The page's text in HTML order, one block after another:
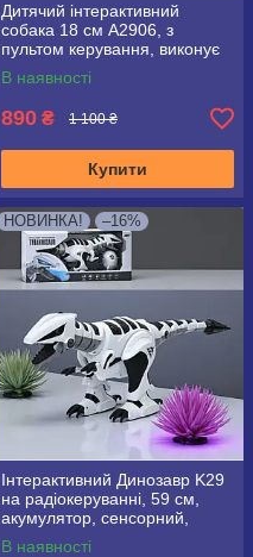
Дитячий інтерактивний
собака 18 см A2906, з
пультом керування, виконує
команди, танцює.
В наявності
890 ₴ 1 100 ₴
Купити
НОВИНКА! –16%
Інтерактивний Динозавр K29
на радіокеруванні, 59 см,
акумулятор, сенсорний,
ходить, танцює
В наявності